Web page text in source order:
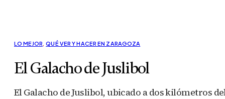
LO MEJOR, QUÉ VER Y HACER EN ZARAGOZA
El Galacho de Juslibol
El Galacho de Juslibol, ubicado a dos kilómetros